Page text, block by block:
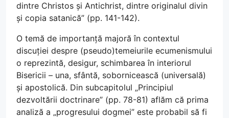
dintre Christos și Antichrist, dintre originalul divin
și copia satanică” (pp. 141-142).
O temă de importanță majoră în contextul
discuției despre (pseudo)temeiurile ecumenismului
o reprezintă, desigur, schimbarea în interiorul
Bisericii – una, sfântă, sobornicească (universală)
și apostolică. Din subcapitolul „Principiul
dezvoltării doctrinare” (pp. 78-81) aflăm că prima
analiză a „progresului dogmei” este probabil să fi